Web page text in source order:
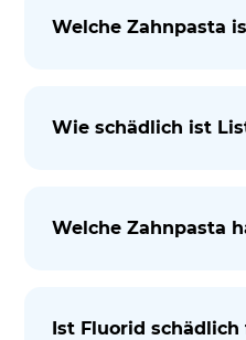
Welche Zahnpasta
Wie schädlich ist
Welche Zahnpasta
Ist Fluorid schädlich